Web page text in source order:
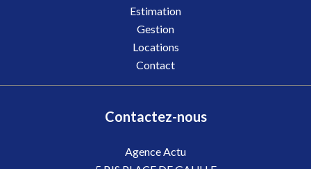
Estimation
Gestion
Locations
Contact
Contactez-nous
Agence Actu